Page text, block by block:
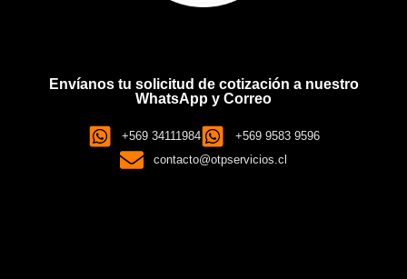
Envíanos tu solicitud de cotización a nuestro
WhatsApp y Correo
+569 34111984
+569 9583 9596
contacto@otpservicios.cl